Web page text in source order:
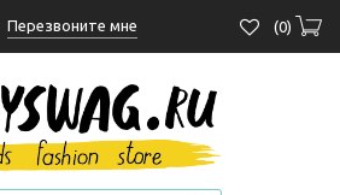
Перезвоните мне (0)